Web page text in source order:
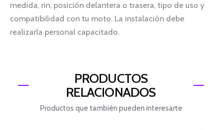
medida, rin, posición delantera o trasera, tipo de uso y
compatibilidad con tu moto. La instalación debe
realizarla personal capacitado.
PRODUCTOS
RELACIONADOS
Productos que también pueden interesarte